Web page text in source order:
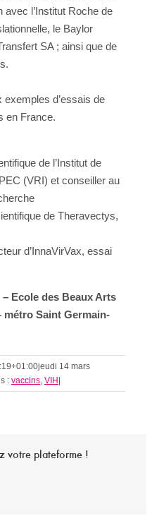
avec l’Institut Roche de
le Baylor
SA ; ainsi que de
d’essais de
en France.
de l’Institut de
(VRI) et conseiller au
de Theravectys,
d’InnaVirVax, essai
– Ecole des Beaux Arts
métro Saint Germain-
jeudi 14 mars
: vaccins VIH|
votre plateforme !